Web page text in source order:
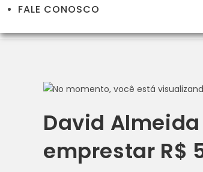
FALE CONOSCO
David
emprestar R$